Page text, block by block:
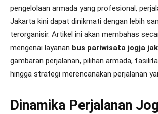
pengelolaan armada yang profesional,
Jakarta kini dapat dinikmati dengan lebih
terorganisir. Artikel ini akan membahas
mengenai layanan bus pariwisata jogja
gambaran perjalanan, pilihan armada,
hingga strategi merencanakan perjalanan
Dinamika Perjalanan